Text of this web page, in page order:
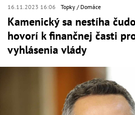
16.11.2023 16:06 Topky Domáce
Kamenický sa nestíha
hovorí k finančnej časti
vyhlásenia vlády